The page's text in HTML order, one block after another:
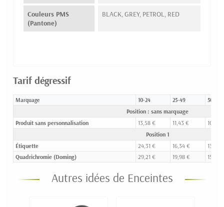
Couleurs PMS
(Pantone)
BLACK, GREY, PETROL, RED
Tarif dégressif
Marquage 10-24 25-49 50-99
Position : sans marquage
Produit sans personnalisation
13,58 € 11,43 €
10,61 €
Position 1
Étiquette
24,31 € 16,34 €
13,26
Quadrichromie (Doming)
29,21 € 19,98 € 15,55
Autres idées de Enceintes